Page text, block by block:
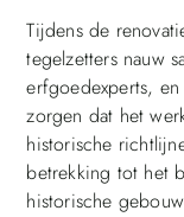
Tijdens de
tegelzetters nauw
erfgoedexperts,
zorgen dat het
historische
betrekking tot het
historische